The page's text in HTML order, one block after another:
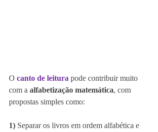
O canto de leitura pode contribuir muito
com a alfabetização matemática, com
propostas simples como:
1) Separar os livros em ordem alfabética e